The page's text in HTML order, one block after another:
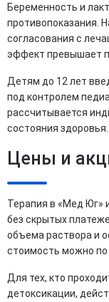
Беременность и
противопоказания.
согласования с
эффект превышает
Детям до 12 лет
под контролем
рассчитывается
состояния здоровья.
Цены и
Терапия в «Мед Юг»
без скрытых
объема раствора и
стоимость можно по
Для тех, кто
детоксикации,